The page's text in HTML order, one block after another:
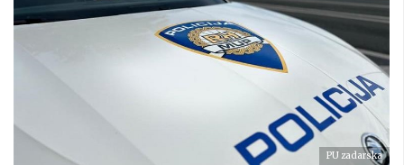
PU zadarska